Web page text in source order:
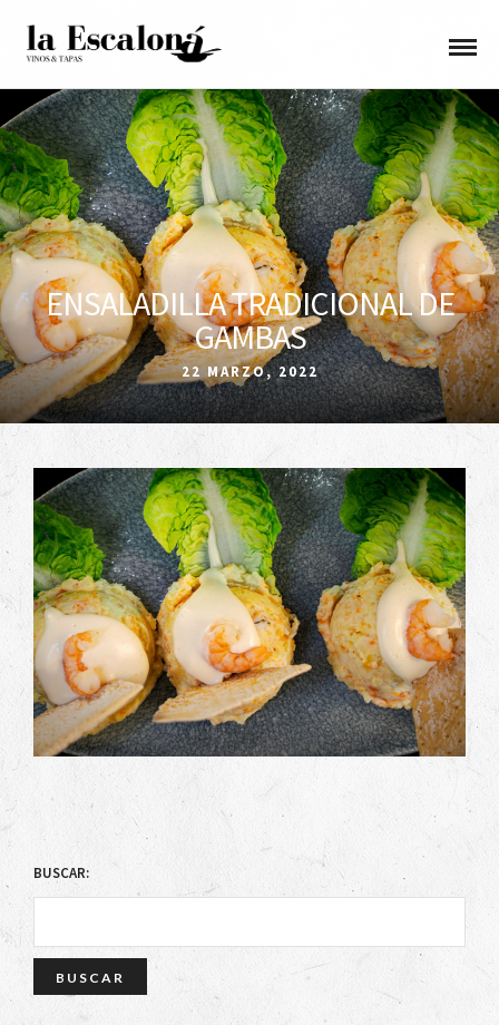
ENSALADILLA TRADICIONAL DE
GAMBAS
22 MARZO, 2022
BUSCAR: